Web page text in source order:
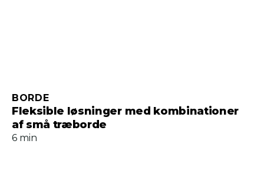
Fleksible løsninger med kombinationer
af små træborde
BORDE
6 min